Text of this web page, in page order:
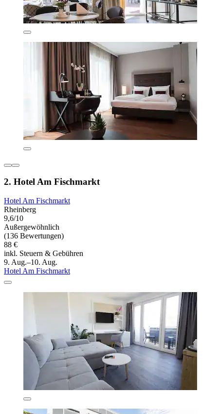
2. Hotel Am Fischmarkt
Hotel Am Fischmarkt
Rheinberg
9,6/10
Außergewöhnlich
(136 Bewertungen)
88 €
inkl. Steuern & Gebühren
9. Aug.–10. Aug.
Hotel Am Fischmarkt